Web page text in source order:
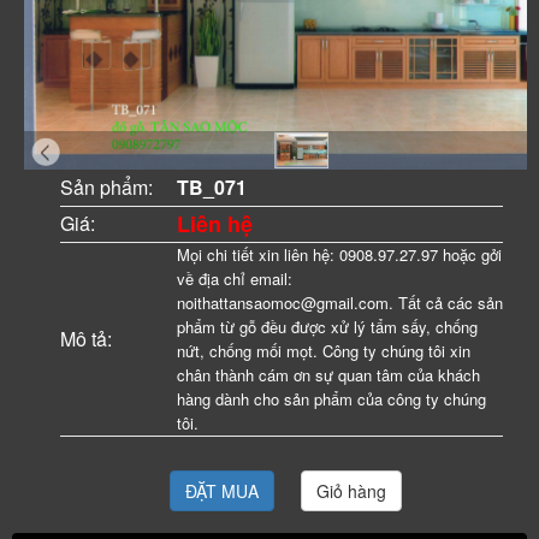
Sản phẩm:
TB_071
Giá:
Liên hệ
Mô tả:
Mọi chi tiết xin liên hệ: 0908.97.27.97 hoặc gởi
về địa chỉ email:
noithattansaomoc@gmail.com. Tất cả các sản
phẩm từ gỗ đều được xử lý tẩm sấy, chống
nứt, chống mối mọt. Công ty chúng tôi xin
chân thành cám ơn sự quan tâm của khách
hàng dành cho sản phẩm của công ty chúng
tôi.
ĐẶT MUA Giỏ hàng